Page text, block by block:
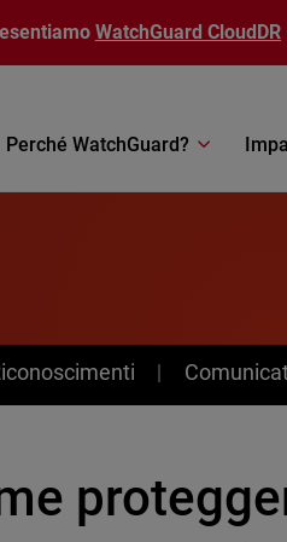
WatchGuard CloudDR
Perché WatchGuard?